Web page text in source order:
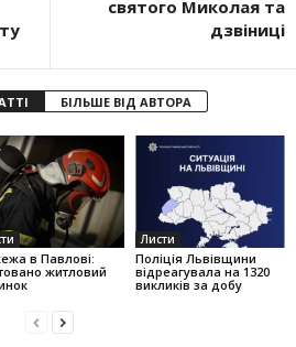
святого Миколая та
дзвіниці
БІЛЬШЕ ВІД АВТОРА
в Павлові:
житловий
Листи
Поліція Львівщини
відреагувала на 1320
викликів за добу